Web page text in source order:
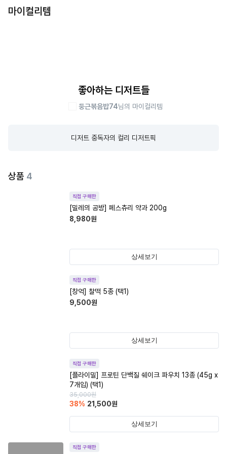
마이컬리템
좋아하는 디저트들
둥근볶음밥74님의 마이컬리템
디저트 중독자의 컬리 디저트픽
상품 4
직접 구매한
[밀레의 공방] 페스츄리 약과 200g
8,980원
상세보기
직접 구매한
[창억] 찰떡 5종 (택1)
9,500원
상세보기
직접 구매한
[플라이밀] 프로틴 단백질 쉐이크 파우치 13종 (45g x
7개입) (택1)
35,000원
38% 21,500원
상세보기
직접 구매한